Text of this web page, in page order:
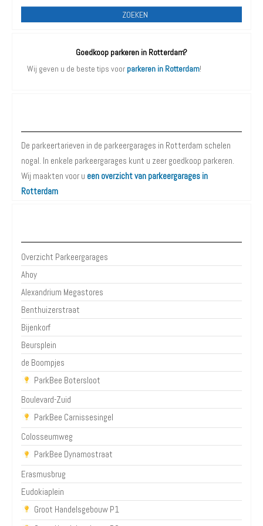
ZOEKEN
Goedkoop parkeren in Rotterdam?
Wij geven u de beste tips voor parkeren in Rotterdam!
De parkeertarieven in de parkeergarages in Rotterdam schelen
nogal. In enkele parkeergarages kunt u zeer goedkoop parkeren.
Wij maakten voor u een overzicht van parkeergarages in
Rotterdam
Overzicht Parkeergarages
Ahoy
Alexandrium Megastores
Benthuizerstraat
Bijenkorf
Beursplein
de Boompjes
ParkBee Botersloot
Boulevard-Zuid
ParkBee Carnissesingel
Colosseumweg
ParkBee Dynamostraat
Erasmusbrug
Eudokiaplein
Groot Handelsgebouw P1